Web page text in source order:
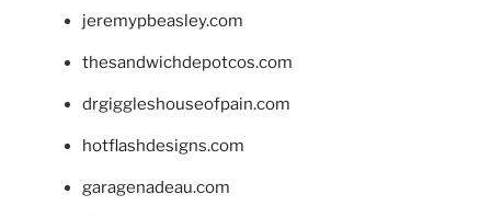
jeremypbeasley.com
thesandwichdepotcos.com
drgiggleshouseofpain.com
hotflashdesigns.com
garagenadeau.com